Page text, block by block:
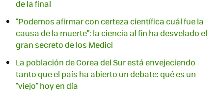
de la final
"Podemos afirmar con certeza científica cuál fue la
causa de la muerte": la ciencia al fin ha desvelado el
gran secreto de los Medici
La población de Corea del Sur está envejeciendo
tanto que el país ha abierto un debate: qué es un
"viejo" hoy en día